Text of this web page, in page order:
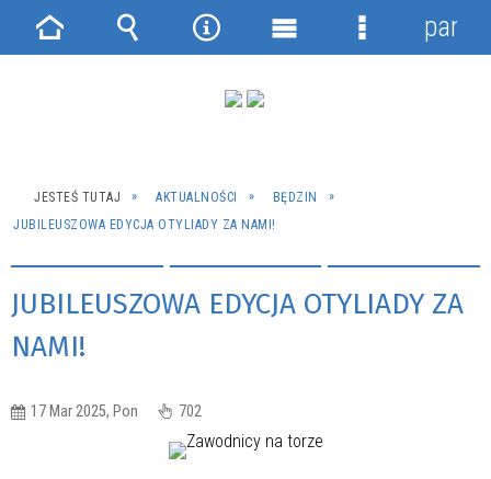
JESTEŚ TUTAJ AKTUALNOŚCI
BĘDZIN
JUBILEUSZOWA EDYCJA OTYLIADY ZA NAMI!
JUBILEUSZOWA EDYCJA OTYLIADY ZA
NAMI!
17 Mar 2025, Pon 702
Strona Wyszukiwarka
NarzędziaMenu
Menu
panel